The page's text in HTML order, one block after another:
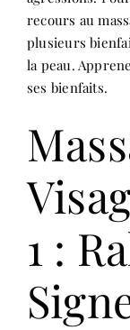
recours au
plusieurs
la peau.
ses bienfaits.
1 :